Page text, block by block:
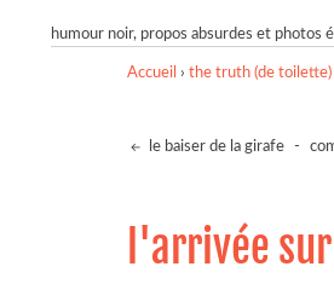
humour noir, propos absurdes et photos
Accueil › the truth (de toilette)
le baiser de la girafe -
l'arrivée